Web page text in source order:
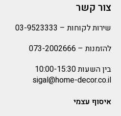
צור קשר
שירות לקוחות – 03-9523333
להזמנות – 073-2002666
בין השעות 10:00-15:30
sigal@home-decor.co.il
איסוף עצמי